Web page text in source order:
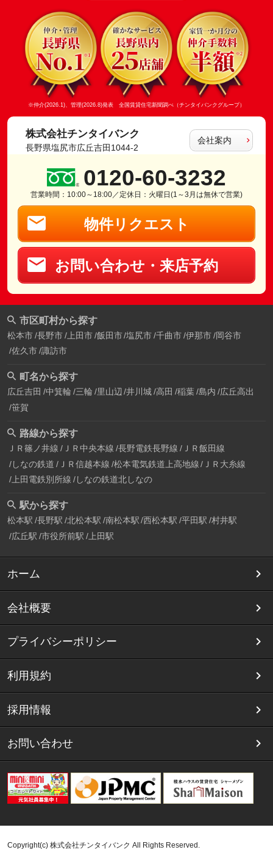
※仲介(2026.1)、管理(2026.8)発表 全国賃貸住宅新聞調べ（チンタイバンクグループ）
株式会社チンタイバンク
長野県塩尻市広丘吉田1044-2
会社案内
0120-60-3232
営業時間：10:00～18:00／定休日：火曜日(1～3月は無休で営業)
物件リクエスト
お問い合わせ・来店予約
市区町村から探す
松本市 長野市 上田市 飯田市 塩尻市 千曲市 伊那市 岡谷市
佐久市 諏訪市
町名から探す
広丘吉田 中箕輪 三輪 里山辺 井川城 高田 稲葉 島内 広丘高出
笹賀
路線から探す
ＪＲ篠ノ井線 ＪＲ中央本線 長野電鉄長野線 ＪＲ飯田線
しなの鉄道 ＪＲ信越本線 松本電気鉄道上高地線
ＪＲ大糸線
上田電鉄別所線 しなの鉄道北しなの
駅から探す
松本駅 長野駅 北松本駅 南松本駅 西松本駅 平田駅 村井駅
広丘駅 市役所前駅 上田駅
ホーム
会社概要
プライバシーポリシー
利用規約
採用情報
お問い合わせ
Copyright(c) 株式会社チンタイバンク All Rights Reserved.